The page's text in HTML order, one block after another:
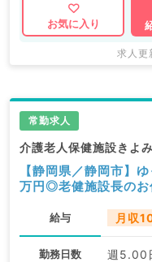
お気に入り
求人
常勤求人
介護老人保健施設きよ
【静岡県／静岡市】
万円◎老健施設長のお
給与 月収
勤務日数 週5.00